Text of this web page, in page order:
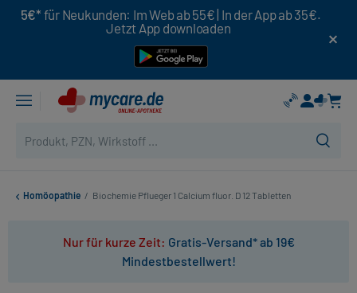
5€* für Neukunden: Im Web ab 55€ | In der App ab 35€.
Jetzt App downloaden
Homöopathie / Biochemie Pflueger 1 Calcium fluor. D 12 Tabletten
Nur für kurze Zeit: Gratis-Versand* ab 19€
Mindestbestellwert!